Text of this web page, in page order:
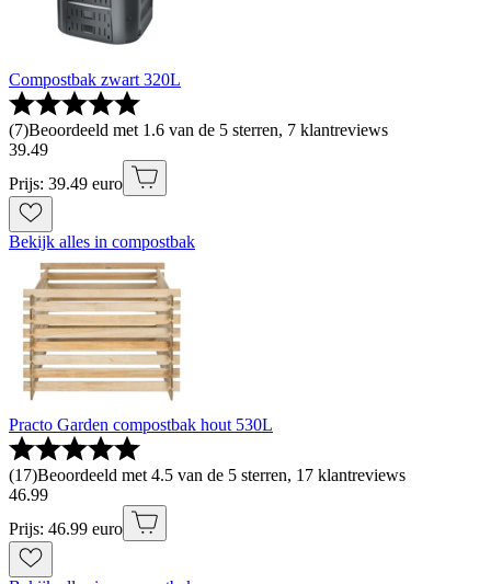
Compostbak zwart 320L
(7)Beoordeeld met 1.6 van de 5 sterren, 7 klantreviews
39.49
Prijs: 39.49 euro
Bekijk alles in compostbak
Practo Garden compostbak hout 530L
(17)Beoordeeld met 4.5 van de 5 sterren, 17 klantreviews
46.99
Prijs: 46.99 euro